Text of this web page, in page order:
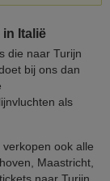
Italië
die naar Turijn
bij ons dan
als
ook alle
Maastricht,
naar Turijn